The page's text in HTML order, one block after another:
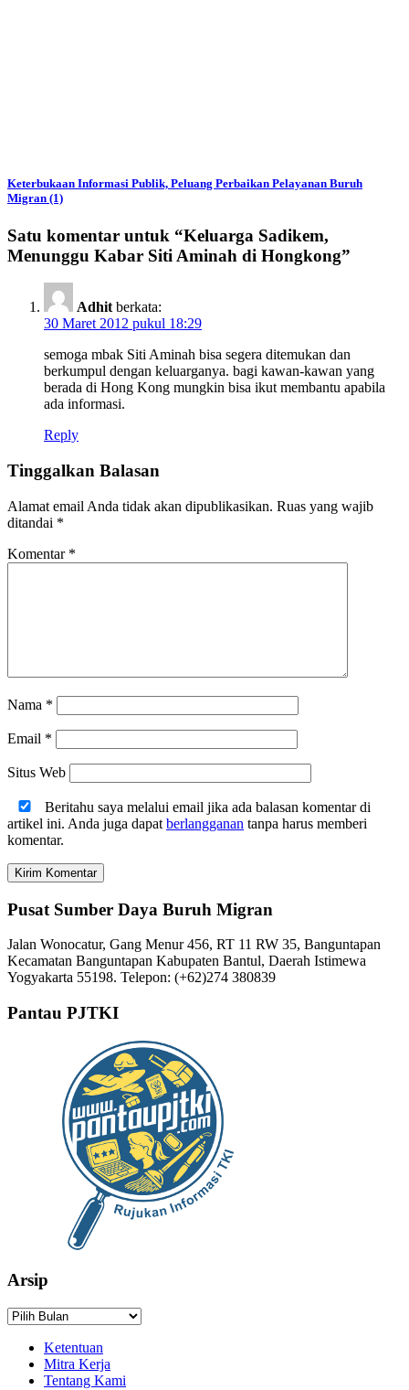
Keterbukaan Informasi Publik, Peluang Perbaikan Pelayanan Buruh
Migran (1)
Satu komentar untuk “Keluarga Sadikem,
Menunggu Kabar Siti Aminah di Hongkong”
Adhit berkata:
30 Maret 2012 pukul 18:29
semoga mbak Siti Aminah bisa segera ditemukan dan
berkumpul dengan keluarganya. bagi kawan-kawan yang
berada di Hong Kong mungkin bisa ikut membantu apabila
ada informasi.
Reply
Tinggalkan Balasan
Alamat email Anda tidak akan dipublikasikan. Ruas yang wajib
ditandai *
Komentar *
Nama *
Email *
Situs Web
Beritahu saya melalui email jika ada balasan komentar di
artikel ini. Anda juga dapat berlangganan tanpa harus memberi
komentar.
Pusat Sumber Daya Buruh Migran
Jalan Wonocatur, Gang Menur 456, RT 11 RW 35, Banguntapan
Kecamatan Banguntapan Kabupaten Bantul, Daerah Istimewa
Yogyakarta 55198. Telepon: (+62)274 380839
Pantau PJTKI
Arsip
Arsip
Ketentuan
Mitra Kerja
Tentang Kami